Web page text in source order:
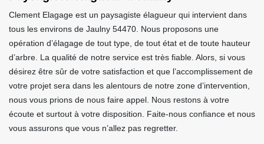
Clement Elagage est un paysagiste élagueur qui intervient dans
tous les environs de Jaulny 54470. Nous proposons une
opération d’élagage de tout type, de tout état et de toute hauteur
d’arbre. La qualité de notre service est très fiable. Alors, si vous
désirez être sûr de votre satisfaction et que l’accomplissement de
votre projet sera dans les alentours de notre zone d’intervention,
nous vous prions de nous faire appel. Nous restons à votre
écoute et surtout à votre disposition. Faite-nous confiance et nous
vous assurons que vous n’allez pas regretter.